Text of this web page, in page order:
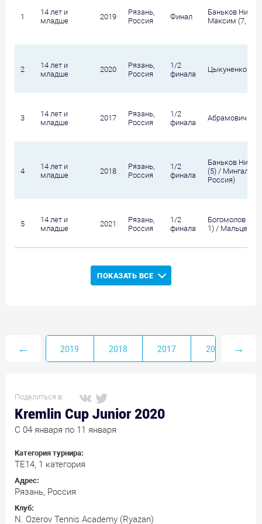
сетки и во втором раунде парных соревнований.
барьеры в основной одиночной и парной сетках.
1
14 лет и
младше
2019
Рязань,
Россия
Финал
Баньков
Максим (7,
2
14 лет и
младше
2020
Рязань,
Россия
1/2
финала
Цыкуненко
3
14 лет и
младше
2017
Рязань,
Россия
1/2
финала
Абрамович
4
14 лет и
младше
2018
Рязань,
Россия
1/2
финала
Баньков
(5) /
Россия)
5
14 лет и
младше
2021
Рязань,
Россия
1/2
финала
Богомолов
1) / Мальцев
ПОКАЗАТЬ ВСЕ
←
2020 2019 2018 2017 2016 →
Поделиться в:
Kremlin Cup Junior 2020
C 04 января по 11 января
Категория турнира:
TE14, 1 категория
Адрес:
Рязань, Россия
Клуб:
N. Ozerov Tennis Academy (Ryazan)